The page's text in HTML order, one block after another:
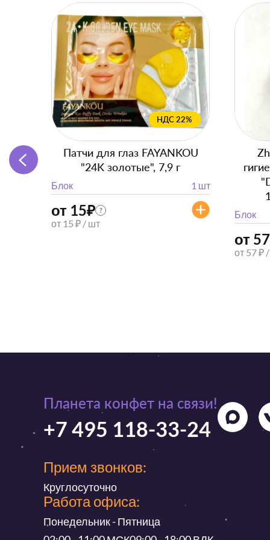
НДС 22%
Патчи для глаз FAYANKOU
"24K золотые", 7,9 г
Блок 1 шт
от 15₽ ?
от 15 ₽ / шт
Блок
от 57
от 57 ₽
Планета конфет на связи!
+7 495 118-33-24
Прием звонков:
Круглосуточно
Работа офиса:
Понедельник - Пятница